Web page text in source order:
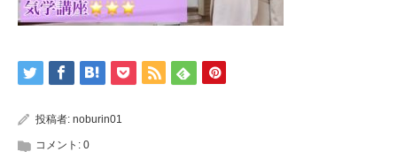
投稿者: noburin01
コメント: 0